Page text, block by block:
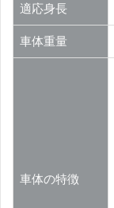
適応身長
車体重量
車体の特徴